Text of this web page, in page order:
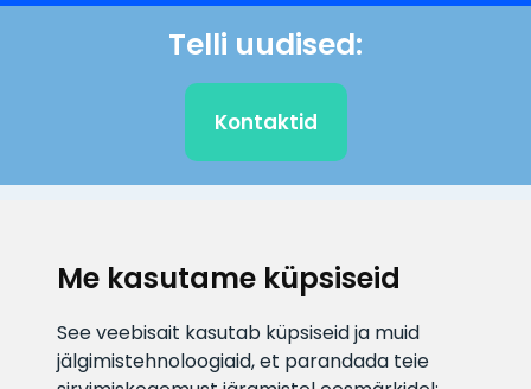
Me kasutame küpsiseid
See veebisait kasutab küpsiseid ja muid
jälgimistehnoloogiaid, et parandada teie
Telli uudised:
Kontaktid
info@veefiltrid.ee
Infotelefon
+372 58862212